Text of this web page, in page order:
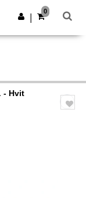
Last ned app
0
- Hvit